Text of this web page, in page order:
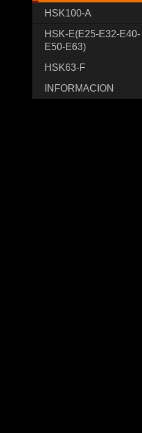
HSK100-A
HSK-E(E25-E32-E40-
E50-E63)
HSK63-F
INFORMACION